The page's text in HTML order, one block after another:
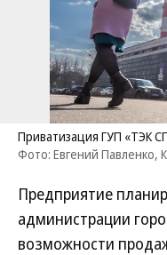
Приватизация ГУП «ТЭК
Фото: Евгений Павленко,
Предприятие
администрации
возможности